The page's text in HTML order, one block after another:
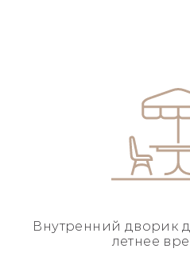
Внутренний дворик
летнее